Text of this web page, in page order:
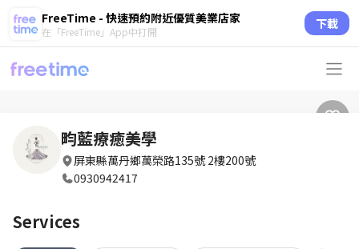
FreeTime - 快速預約附近優質美業店家
在「FreeTime」App中打開 下載
畇藍療癒美學
屏東縣萬丹鄉萬榮路135號 2樓200號
0930942417
Services